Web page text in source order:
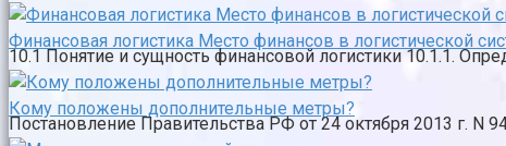
Финансовая логистика Место финансов в логистической
10.1 Понятие и сущность финансовой логистики 10.1.1.
Кому положены дополнительные метры?
Постановление Правительства РФ от 24 октября 2013 г. N